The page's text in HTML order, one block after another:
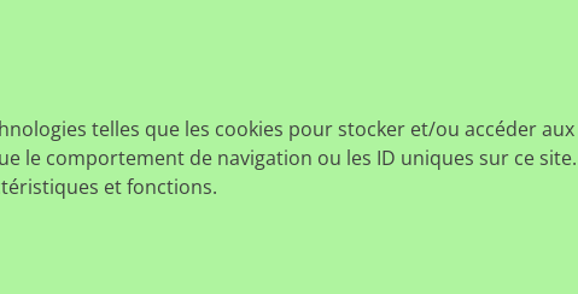
telles que les cookies pour stocker et/ou accéder
le comportement de navigation ou les ID uniques sur ce
et fonctions.